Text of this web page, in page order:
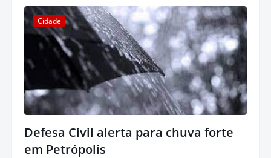
Cidade
Defesa Civil alerta para chuva forte
em Petrópolis